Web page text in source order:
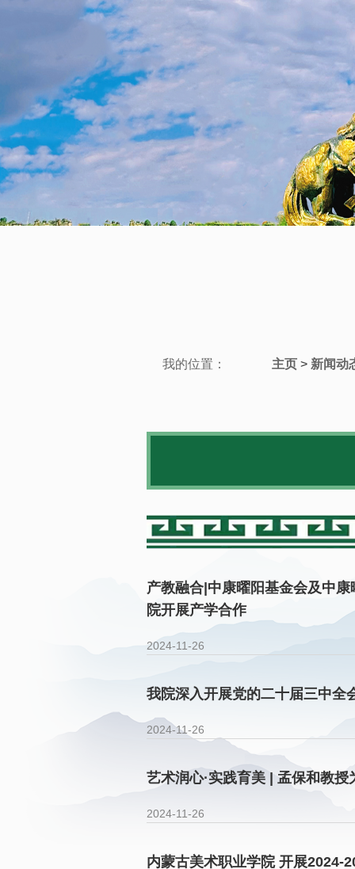
我的位置： 主页 > 新闻动
产教融合|中康曜阳基金会及中
院开展产学合作
2024-11-26
我院深入开展党的二十届三中全
2024-11-26
艺术润心·实践育美 | 孟保和教
2024-11-26
内蒙古美术职业学院 开展2024-